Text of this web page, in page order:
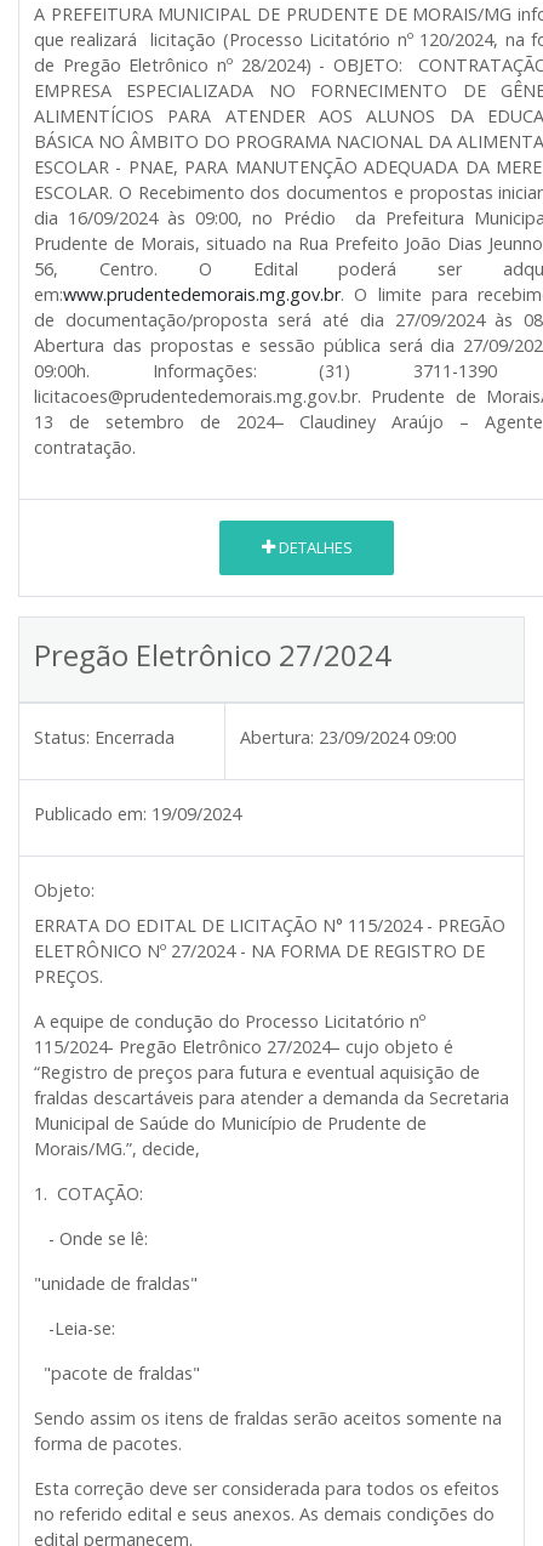
A PREFEITURA MUNICIPAL DE PRUDENTE DE MORAIS/MG
que realizará licitação (Processo Licitatório nº 120/2024, na
de Pregão Eletrônico nº 28/2024) - OBJETO:
EMPRESA ESPECIALIZADA NO FORNECIMENTO DE
ALIMENTÍCIOS PARA ATENDER AOS ALUNOS DA
BÁSICA NO ÂMBITO DO PROGRAMA NACIONAL DA
ESCOLAR - PNAE, PARA MANUTENÇÃO ADEQUADA DA
ESCOLAR. O Recebimento dos documentos e propostas
dia 16/09/2024 às 09:00, no Prédio da Prefeitura
Prudente de Morais, situado na Rua Prefeito João Dias
56, Centro. O Edital poderá ser
em:www.prudentedemorais.mg.gov.br. O limite para
de documentação/proposta será até dia 27/09/2024 às
Abertura das propostas e sessão pública será dia 27/09/
09:00h. Informações: (31) 3711-1390
licitacoes@prudentedemorais.mg.gov.br. Prudente de
13 de setembro de 2024– Claudiney Araújo –
contratação.
DETALHES
Pregão Eletrônico 27/2024
Status: Encerrada Abertura: 23/09/2024 09:00
Publicado em: 19/09/2024
Objeto:
ERRATA DO EDITAL DE LICITAÇÃO N° 115/2024 - PREGÃO
ELETRÔNICO Nº 27/2024 - NA FORMA DE REGISTRO DE
PREÇOS.
A equipe de condução do Processo Licitatório nº
115/2024- Pregão Eletrônico 27/2024– cujo objeto é
“Registro de preços para futura e eventual aquisição de
fraldas descartáveis para atender a demanda da Secretaria
Municipal de Saúde do Município de Prudente de
Morais/MG.”, decide,
1. COTAÇÃO:
- Onde se lê:
"unidade de fraldas"
-Leia-se:
"pacote de fraldas"
Sendo assim os itens de fraldas serão aceitos somente na
forma de pacotes.
Esta correção deve ser considerada para todos os efeitos
no referido edital e seus anexos. As demais condições do
edital permanecem.